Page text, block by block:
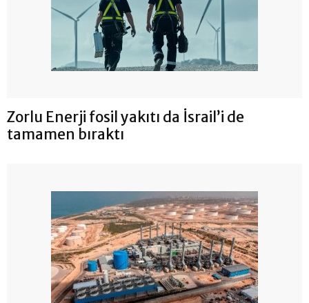
Zorlu Enerji fosil yakıtı da İsrail’i de
tamamen bıraktı